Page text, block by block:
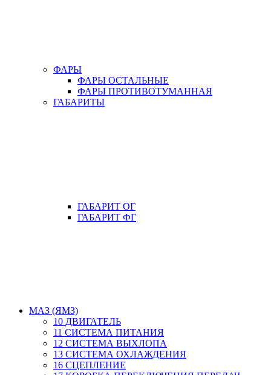
ФАРЫ
ФАРЫ ОСТАЛЬНЫЕ
ФАРЫ ПРОТИВОТУМАННАЯ
ГАБАРИТЫ
ГАБАРИТ ОГ
ГАБАРИТ ФГ
МАЗ (ЯМЗ)
10 ДВИГАТЕЛЬ
11 СИСТЕМА ПИТАНИЯ
12 СИСТЕМА ВЫХЛОПА
13 СИСТЕМА ОХЛАЖДЕНИЯ
16 СЦЕПЛЕНИЕ